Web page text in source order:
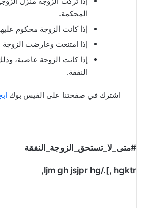
المحكمة.
إذا كانت الزوجة محكوم
إذا امتنعت وعارضت
إذا كانت الزوجة عاصية،
النفقة.
اشترك في صفحتنا على الفيس بوك
#متى_لا_تستحق_الزوجة_النفقة
ljm gh jsjpr hg/.[, hgktr,